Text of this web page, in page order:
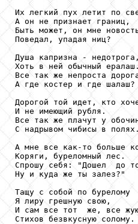
Их легкий пух летит по
А он не признает границ,
Быть может, он мне
Поведал, упадая ниц?
Душа капризна - недотрога,
Хоть в ней обычный ералаш.
Все так же непроста
А где костер и где шалаш?
Дорогой той идет, кто
И не имеющий рубля.
Все так же плачут у
С надрывом чибисы в полях.
А мне все как-то больше
Коряги, буреломный лес.
Спрошу себя: "Дошел  до
Ну и куда же ты залез?"
Тащу с собой по бурелому
Я лиру грешную свою,
И сам все тот  же, все